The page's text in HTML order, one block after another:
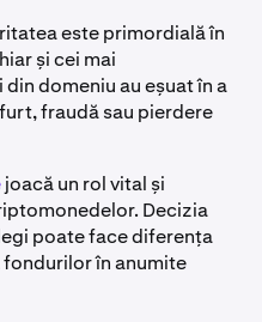
este primordială în
și cei mai
domeniu au eșuat în a
fraudă sau pierdere
joacă un rol vital și
Decizia
poate face diferența
în anumite